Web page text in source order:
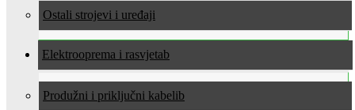
Ostali strojevi i uređaji
Elektrooprema i rasvjeta
Produžni i priključni kabeli